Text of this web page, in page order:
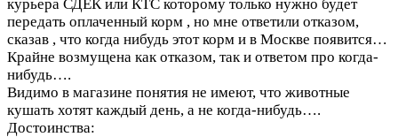
курьера СДЕК или КТС которому только нужно будет
передать оплаченный корм , но мне ответили отказом,
сказав , что когда нибудь этот корм и в Москве появится…
Крайне возмущена как отказом, так и ответом про когда-
нибудь….
Видимо в магазине понятия не имеют, что животные
кушать хотят каждый день, а не когда-нибудь….
Достоинства: